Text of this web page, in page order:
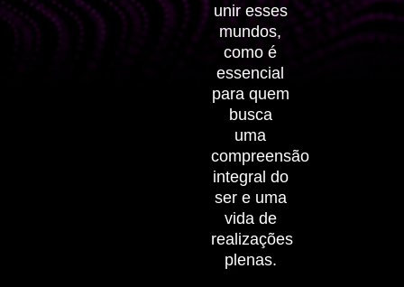
unir esses
mundos,
como é
essencial
para quem
busca
uma
compreensão
integral do
ser e uma
vida de
realizações
plenas.